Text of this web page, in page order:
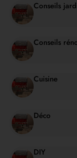
Conseils
Conseils
Cuisine
Déco
DIY